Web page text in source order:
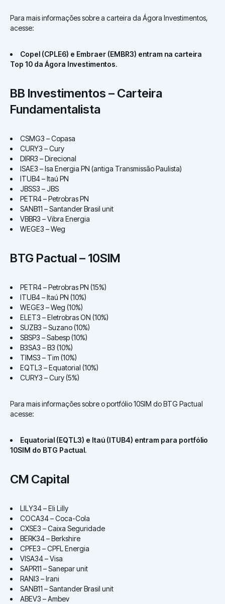
Para mais informações sobre a carteira da Ágora Investimentos,
acesse:
Copel (CPLE6) e Embraer (EMBR3) entram na carteira
Top 10 da Ágora Investimentos.
BB Investimentos – Carteira
Fundamentalista
CSMG3 – Copasa
CURY3 – Cury
DIRR3 – Direcional
ISAE3 – Isa Energia PN (antiga Transmissão Paulista)
ITUB4 – Itaú PN
JBSS3 – JBS
PETR4 – Petrobras PN
SANB11 – Santander Brasil unit
VBBR3 – Vibra Energia
WEGE3 – Weg
BTG Pactual – 10SIM
PETR4 – Petrobras PN (15%)
ITUB4 – Itaú PN (10%)
WEGE3 – Weg (10%)
ELET3 – Eletrobras ON (10%)
SUZB3 – Suzano (10%)
SBSP3 – Sabesp (10%)
B3SA3 – B3 (10%)
TIMS3 – Tim (10%)
EQTL3 – Equatorial (10%)
CURY3 – Cury (5%)
Para mais informações sobre o portfólio 10SIM do BTG Pactual
acesse:
Equatorial (EQTL3) e Itaú (ITUB4) entram para portfólio
10SIM do BTG Pactual.
CM Capital
LILY34 – Eli Lilly
COCA34 – Coca-Cola
CXSE3 – Caixa Seguridade
BERK34 – Berkshire
CPFE3 – CPFL Energia
VISA34 – Visa
SAPR11 – Sanepar unit
RANI3 – Irani
SANB11 – Santander Brasil unit
ABEV3 – Ambev